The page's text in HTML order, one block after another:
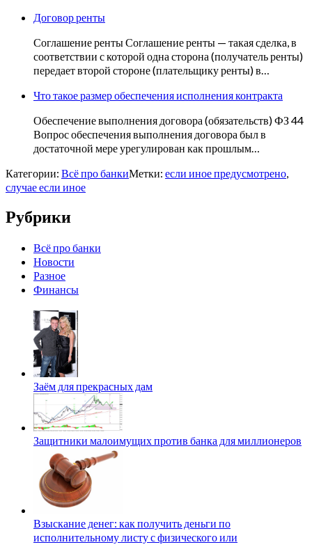
Договор ренты
Соглашение ренты Соглашение ренты — такая сделка, в
соответствии с которой одна сторона (получатель ренты)
передает второй стороне (плательщику ренты) в…
Что такое размер обеспечения исполнения контракта
Обеспечение выполнения договора (обязательств) ФЗ 44
Вопрос обеспечения выполнения договора был в
достаточной мере урегулирован как прошлым…
Категории: Всё про банкиМетки: если иное предусмотрено,
случае если иное
Рубрики
Всё про банки
Новости
Разное
Финансы
Заём для прекрасных дам
Защитники малоимущих против банка для миллионеров
Взыскание денег: как получить деньги по
исполнительному листу с физического или